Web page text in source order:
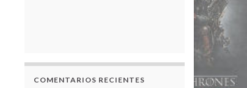
COMENTARIOS RECIENTES